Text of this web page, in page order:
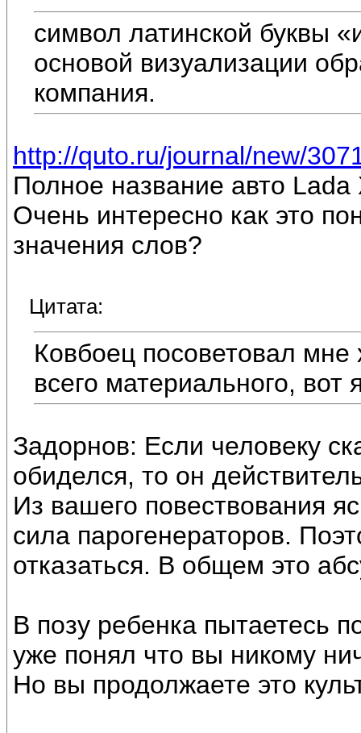
символ латинской буквы
основой визуализации
компания.
http://quto.ru/journal/new/
Полное название авто Lada
Очень интересно как это
значения слов?
Цитата:
Ковбоец посоветовал мне
всего материального,
Задорнов: Если человеку
обиделся, то он
Из вашего повествования
сила парогенераторов.
отказаться. В общем это
В позу ребенка пытаетесь
уже понял что вы никому
Но вы продолжаете это